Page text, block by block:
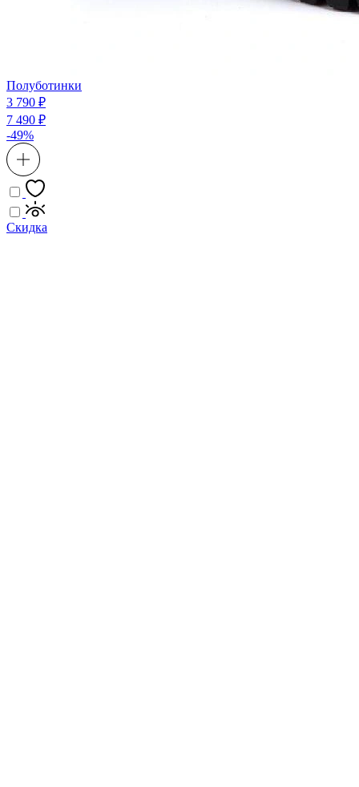
Полуботинки
3 790 ₽
7 490 ₽
-49%
Скидка